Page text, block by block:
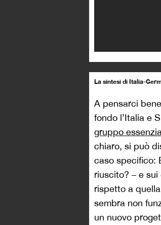
La sintesi di Italia-
A pensarci
fondo l’Italia e
gruppo
chiaro, si può
caso specifico:
riuscito? – e
rispetto a
sembra non
un nuovo